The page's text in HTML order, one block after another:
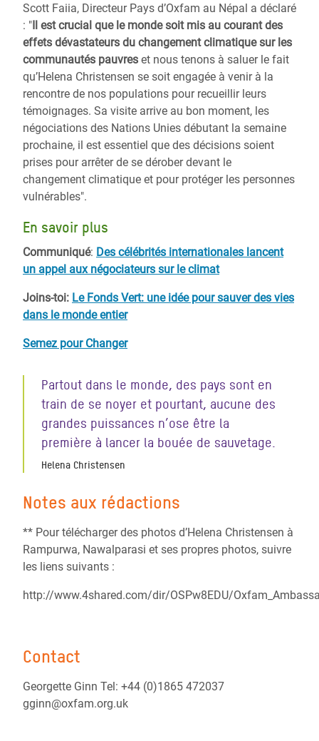
Scott Faiia, Directeur Pays d’Oxfam au Népal a déclaré
: "Il est crucial que le monde soit mis au courant des
effets dévastateurs du changement climatique sur les
communautés pauvres et nous tenons à saluer le fait
qu’Helena Christensen se soit engagée à venir à la
rencontre de nos populations pour recueillir leurs
témoignages. Sa visite arrive au bon moment, les
négociations des Nations Unies débutant la semaine
prochaine, il est essentiel que des décisions soient
prises pour arrêter de se dérober devant le
changement climatique et pour protéger les personnes
vulnérables".
En savoir plus
Communiqué: Des célébrités internationales lancent
un appel aux négociateurs sur le climat
Joins-toi: Le Fonds Vert: une idée pour sauver des vies
dans le monde entier
Semez pour Changer
Partout dans le monde, des pays sont en
train de se noyer et pourtant, aucune des
grandes puissances n’ose être la
première à lancer la bouée de sauvetage.
Helena Christensen
Notes aux rédactions
** Pour télécharger des photos d’Helena Christensen à
Rampurwa, Nawalparasi et ses propres photos, suivre
les liens suivants :
http://www.4shared.com/dir/OSPw8EDU/
Contact
Georgette Ginn Tel: +44 (0)1865 472037
gginn@oxfam.org.uk